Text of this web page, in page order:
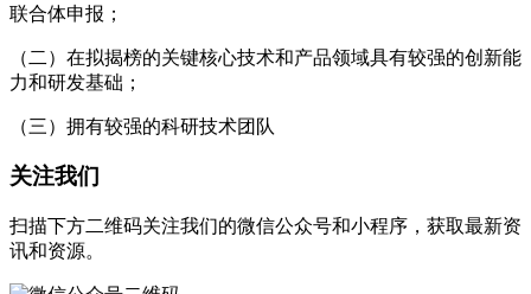
联合体申报；
（二）在拟揭榜的关键核心技术和产品领域具有较强的创新能
力和研发基础；
（三）拥有较强的科研技术团队
关注我们
扫描下方二维码关注我们的微信公众号和小程序，获取最新资
讯和资源。